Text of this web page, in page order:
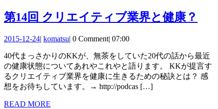
ら
想
像
す
る
こ
第14回 クリエイティブ業界と健康？
ク
リ
2015-12-242015-
24
| komatsukomatsu
| 0 Comment| 07:00
40代まっさかりのKKが、無茶をしていた20代の話から最近
の健康状態についてあれやこれやと語ります。 KKが提言す
るクリエイティブ業界を健康に生きるための秘訣とは？ 感
想をお待ちしています。→ http://podcas […]
READ MORE